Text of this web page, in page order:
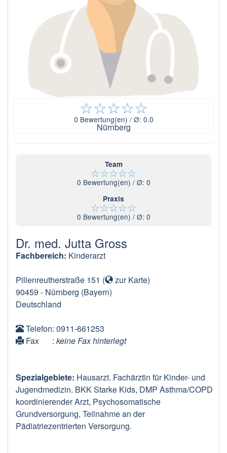
☆☆☆☆☆
0 Bewertung(en) / Ø: 0.0
Nürnberg
Team
☆☆☆☆☆
0 Bewertung(en) / Ø: 0
Praxis
☆☆☆☆☆
0 Bewertung(en) / Ø: 0
Dr. med. Jutta Gross
Fachbereich: Kinderarzt
Pillenreutherstraße 151 ( zur Karte)
90459 - Nürnberg (Bayern)
Deutschland
Telefon: 0911-661253
Fax
: keine Fax hinterlegt
Spezialgebiete: Hausarzt. Fachärztin für Kinder- und
Jugendmedizin. BKK Starke Kids, DMP Asthma/COPD
koordinierender Arzt, Psychosomatische
Grundversorgung, Teilnahme an der
Pädiatriezentrierten Versorgung.